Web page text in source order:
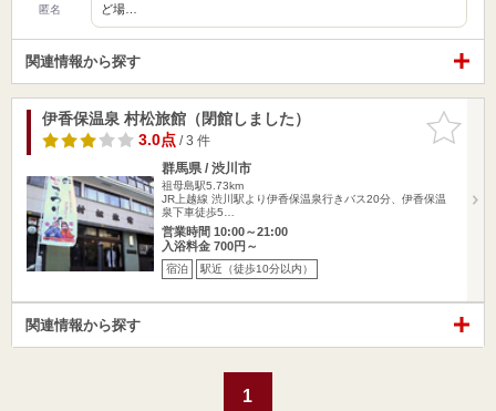
匿名
ど場…
関連情報から探す
お気に入
りに追加
伊香保温泉 村松旅館（閉館しました）
3.0点/ 3 件
群馬県 / 渋川市
祖母島駅5.73km
JR上越線 渋川駅より伊香保温泉行きバス20分、伊香保温
泉下車徒歩5…
営業時間 10:00～21:00
入浴料金 700円～
宿泊 駅近（徒歩10分以内）
関連情報から探す
1